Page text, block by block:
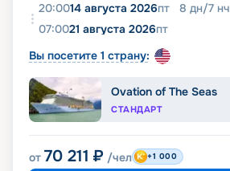
20:0014 августа 2026пт 8 дн/7 нч
07:0021 августа 2026пт
Вы посетите 1 страну:
Ovation of The Seas
СТАНДАРТ
от 70 211 ₽ /чел +1 000